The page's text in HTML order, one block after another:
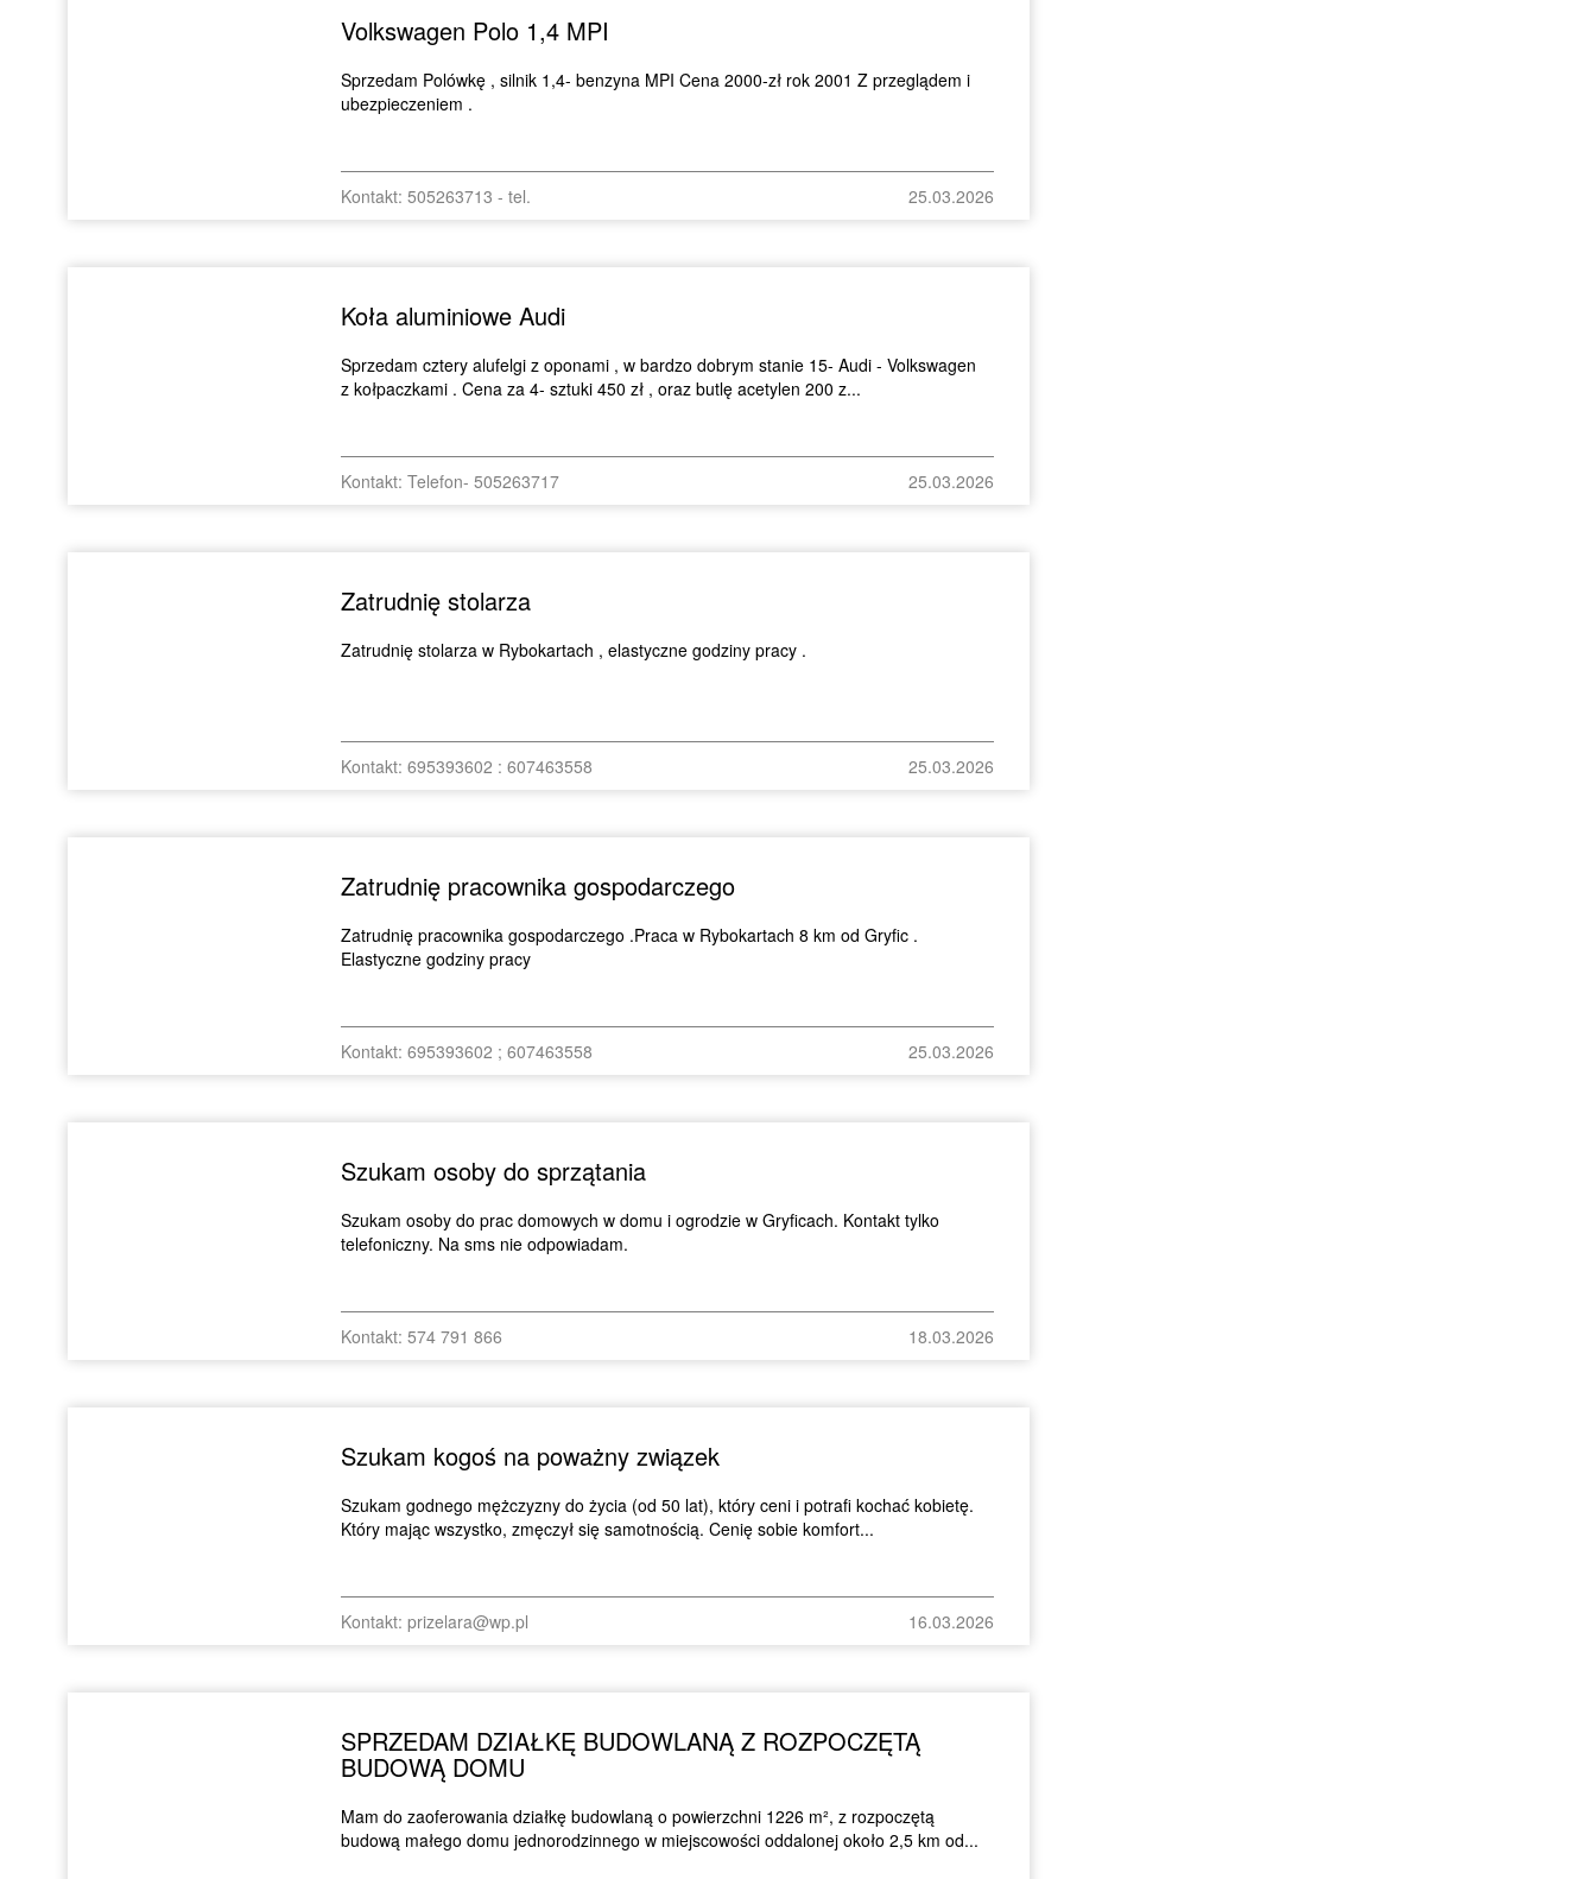
Volkswagen Polo 1,4 MPI
Sprzedam Polówkę , silnik 1,4- benzyna MPI Cena 2000-zł rok 2001 Z przeglądem i
ubezpieczeniem .
Kontakt: 505263713 - tel. 25.03.2026
Koła aluminiowe Audi
Sprzedam cztery alufelgi z oponami , w bardzo dobrym stanie 15- Audi - Volkswagen
z kołpaczkami . Cena za 4- sztuki 450 zł , oraz butlę acetylen 200 z...
Kontakt: Telefon- 505263717 25.03.2026
Zatrudnię stolarza
Zatrudnię stolarza w Rybokartach , elastyczne godziny pracy .
Kontakt: 695393602 : 607463558 25.03.2026
Zatrudnię pracownika gospodarczego
Zatrudnię pracownika gospodarczego .Praca w Rybokartach 8 km od Gryfic .
Elastyczne godziny pracy
Kontakt: 695393602 ; 607463558 25.03.2026
Szukam osoby do sprzątania
Szukam osoby do prac domowych w domu i ogrodzie w Gryficach. Kontakt tylko
telefoniczny. Na sms nie odpowiadam.
Kontakt: 574 791 866 18.03.2026
Szukam kogoś na poważny związek
Szukam godnego mężczyzny do życia (od 50 lat), który ceni i potrafi kochać kobietę.
Który mając wszystko, zmęczył się samotnością. Cenię sobie komfort...
Kontakt: prizelara@wp.pl 16.03.2026
SPRZEDAM DZIAŁKĘ BUDOWLANĄ Z ROZPOCZĘTĄ
BUDOWĄ DOMU
Mam do zaoferowania działkę budowlaną o powierzchni 1226 m², z rozpoczętą
budową małego domu jednorodzinnego w miejscowości oddalonej około 2,5 km od...